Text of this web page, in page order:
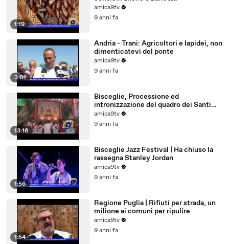
1:19
amica9tv
9 anni fa
3:01
Andria - Trani: Agricoltori e lapidei, non
dimenticatevi del ponte
amica9tv
9 anni fa
13:16
Bisceglie, Processione ed
intronizzazione del quadro dei Santi
Martiri
amica9tv
9 anni fa
1:56
Bisceglie Jazz Festival | Ha chiuso la
rassegna Stanley Jordan
amica9tv
9 anni fa
1:54
Regione Puglia | Rifiuti per strada, un
milione ai comuni per ripulire
amica9tv
9 anni fa